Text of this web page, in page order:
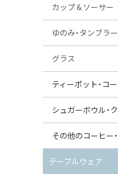
カップ＆ソーサー
ゆのみ・タンブラー
グラス
ティーポット・コ
ティーポット
コーヒーポット
シュガーボウル・
シュガーボウル
クリーマー
その他のコーヒー
ポットウォーマー
テーブルウェア